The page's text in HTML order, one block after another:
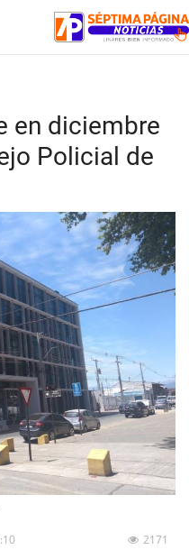
en diciembre
Policial de
2171